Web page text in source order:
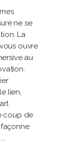
ne se
La
ouvre
au
lien,
coup de